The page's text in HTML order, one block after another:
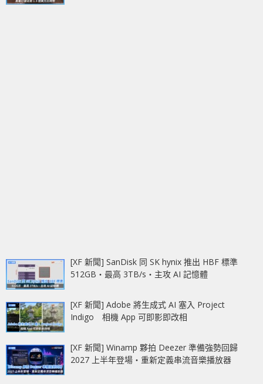
[XF 新聞] SanDisk 同 SK hynix 推出 HBF 標準
512GB‧最高 3TB/s‧主攻 AI 記憶體
[XF 新聞] Adobe 將生成式 AI 塞入 Project
Indigo 相機 App 可即影即改相
[XF 新聞] Winamp 夥拍 Deezer 準備強勢回歸
2027 上半年登場‧重新定義串流音樂播放器